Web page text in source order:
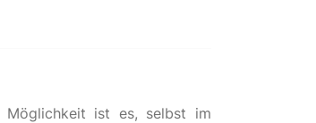
Möglichkeit ist es, selbst im